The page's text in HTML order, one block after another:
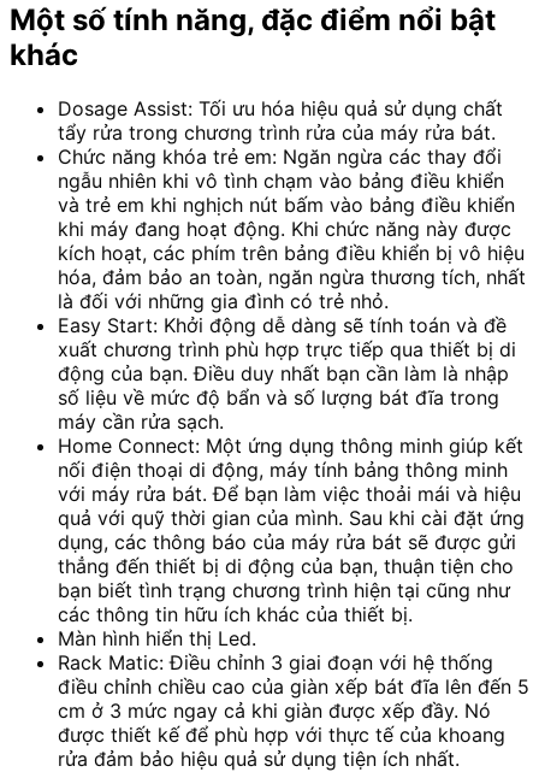
Một số tính năng, đặc điểm nổi bật
khác
Dosage Assist: Tối ưu hóa hiệu quả sử dụng chất
tẩy rửa trong chương trình rửa của máy rửa bát.
Chức năng khóa trẻ em: Ngăn ngừa các thay đổi
ngẫu nhiên khi vô tình chạm vào bảng điều khiển
và trẻ em khi nghịch nút bấm vào bảng điều khiển
khi máy đang hoạt động. Khi chức năng này được
kích hoạt, các phím trên bảng điều khiển bị vô hiệu
hóa, đảm bảo an toàn, ngăn ngừa thương tích, nhất
là đối với những gia đình có trẻ nhỏ.
Easy Start: Khởi động dễ dàng sẽ tính toán và đề
xuất chương trình phù hợp trực tiếp qua thiết bị di
động của bạn. Điều duy nhất bạn cần làm là nhập
số liệu về mức độ bẩn và số lượng bát đĩa trong
máy cần rửa sạch.
Home Connect: Một ứng dụng thông minh giúp kết
nối điện thoại di động, máy tính bảng thông minh
với máy rửa bát. Để bạn làm việc thoải mái và hiệu
quả với quỹ thời gian của mình. Sau khi cài đặt ứng
dụng, các thông báo của máy rửa bát sẽ được gửi
thẳng đến thiết bị di động của bạn, thuận tiện cho
bạn biết tình trạng chương trình hiện tại cũng như
các thông tin hữu ích khác của thiết bị.
Màn hình hiển thị Led.
Rack Matic: Điều chỉnh 3 giai đoạn với hệ thống
điều chỉnh chiều cao của giàn xếp bát đĩa lên đến 5
cm ở 3 mức ngay cả khi giàn được xếp đầy. Nó
được thiết kế để phù hợp với thực tế của khoang
rửa đảm bảo hiệu quả sử dụng tiện ích nhất.